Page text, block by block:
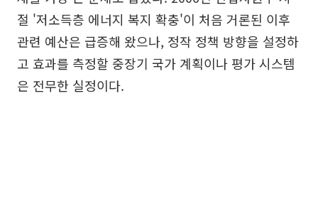
절 '저소득층 에너지 복지 확충'이 처음 거론된 이후
관련 예산은 급증해 왔으나, 정작 정책 방향을 설정하
고 효과를 측정할 중장기 국가 계획이나 평가 시스템
은 전무한 실정이다.